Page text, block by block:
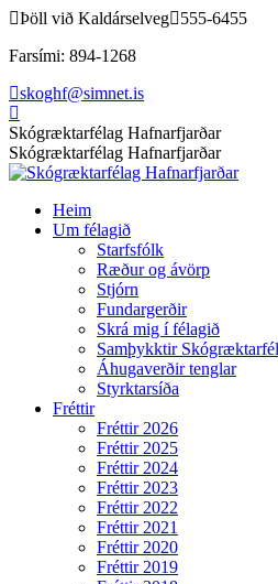
Skip
content
Þöll við Kaldárselveg
555-6455
Farsími: 894-1268
skoghf@simnet.is
page
opens
in
window
Skógræktarfélag Hafnarfjarðar
Skógræktarfélag Hafnarfjarðar
Heim
Um félagið
Starfsfólk
Ræður og ávörp
Stjórn
Fundargerðir
Skrá mig í félagið
Samþykktir
Áhugaverðir tenglar
Styrktarsíða
Fréttir
Fréttir 2026
Fréttir 2025
Fréttir 2024
Fréttir 2023
Fréttir 2022
Fréttir 2021
Fréttir 2020
Fréttir 2019